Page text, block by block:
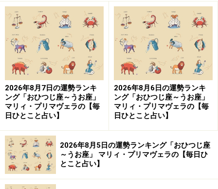
れ）
2024年4月5日の運勢「ふたご座」
心豊かになれる吉日。外国の文化に触れるのが秘訣。
＞【今週の運勢】を占う
4位：やぎ座（12月22日～1月19日生まれ）
2024年4月5日の運勢「やぎ座」
2026年8月7日の運勢ランキ
ング「おひつじ座～うお座」
マリィ・プリマヴェラの【毎
日ひとこと占い】
2026年8月6日の運勢ランキ
ング「おひつじ座～うお座」
マリィ・プリマヴェラの【毎
日ひとこと占い】
2026年8月5日の運勢ランキング「おひつじ座
～うお座」 マリィ・プリマヴェラの【毎日ひ
とこと占い】